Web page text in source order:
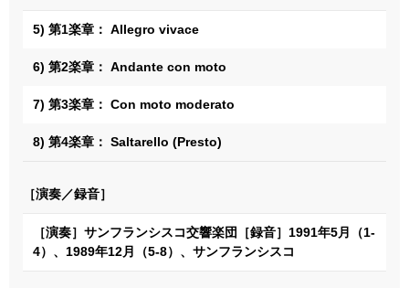
5) 第1楽章： Allegro vivace
6) 第2楽章： Andante con moto
7) 第3楽章： Con moto moderato
8) 第4楽章： Saltarello (Presto)
［演奏／録音］
［演奏］サンフランシスコ交響楽団［録音］1991年5月（1-
4）、1989年12月（5-8）、サンフランシスコ